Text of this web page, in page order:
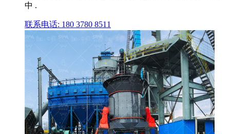
中 .
联系电话: 180 3780 8511